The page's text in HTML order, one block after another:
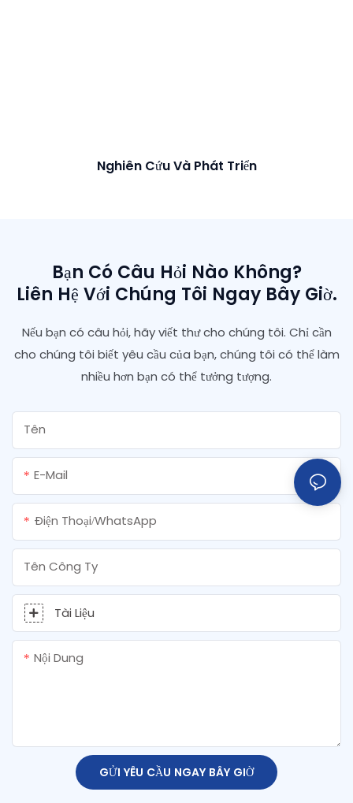
Nghiên Cứu Và Phát Triển
Bạn Có Câu Hỏi Nào Không?
Liên Hệ Với Chúng Tôi Ngay Bây Giờ.
Nếu bạn có câu hỏi, hãy viết thư cho chúng tôi. Chỉ cần
cho chúng tôi biết yêu cầu của bạn, chúng tôi có thể làm
nhiều hơn bạn có thể tưởng tượng.
Tên
E-Mail
Điện Thoại/WhatsApp
Tên Công Ty
Tài Liệu
Nội Dung
GỬI YÊU CẦU NGAY BÂY GIỜ